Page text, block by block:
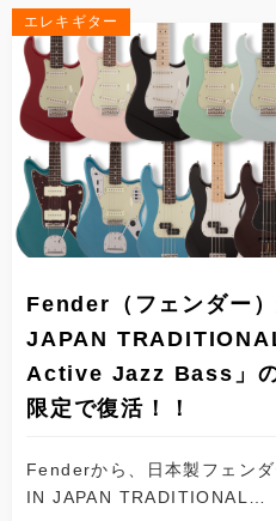
エレキギター
Fender（フェンダー
JAPAN
Active Jazz Bass」
限定で復活！！
Fenderから、日本製フェン
IN JAPAN TRADITIONAL…